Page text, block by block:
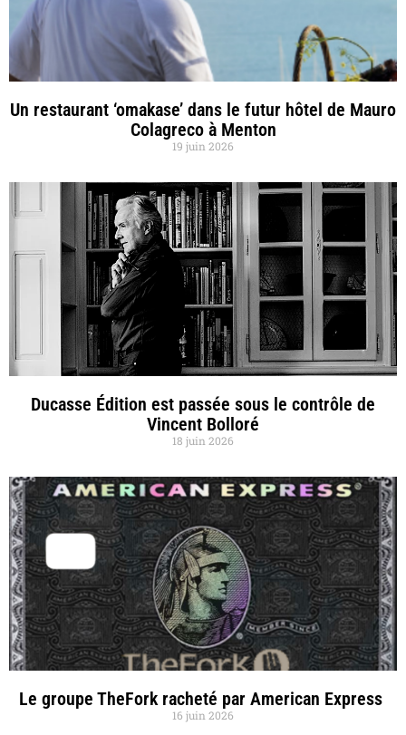
Un restaurant ‘omakase’ dans le futur hôtel de Mauro
Colagreco à Menton
19 juin 2026
Ducasse Édition est passée sous le contrôle de
Vincent Bolloré
18 juin 2026
Le groupe TheFork racheté par American Express
16 juin 2026